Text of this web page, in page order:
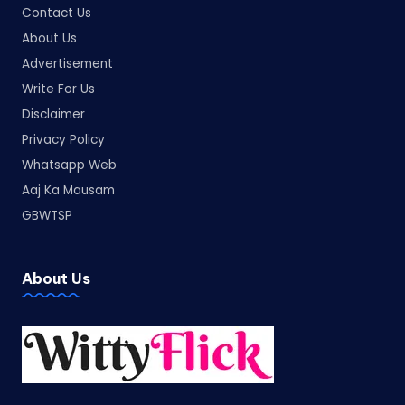
Contact Us
About Us
Advertisement
Write For Us
Disclaimer
Privacy Policy
Whatsapp Web
Aaj Ka Mausam
GBWTSP
About Us